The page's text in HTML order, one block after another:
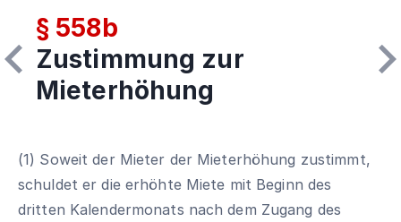
§ 558b
Zustimmung zur
Mieterhöhung
(1) Soweit der Mieter der Mieterhöhung zustimmt,
schuldet er die erhöhte Miete mit Beginn des
dritten Kalendermonats nach dem Zugang des